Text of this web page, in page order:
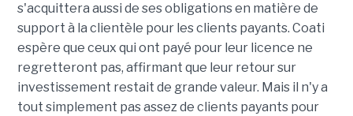
s'acquittera aussi de ses obligations en matière de
support à la clientèle pour les clients payants. Coati
espère que ceux qui ont payé pour leur licence ne
regretteront pas, affirmant que leur retour sur
investissement restait de grande valeur. Mais il n'y a
tout simplement pas assez de clients payants pour